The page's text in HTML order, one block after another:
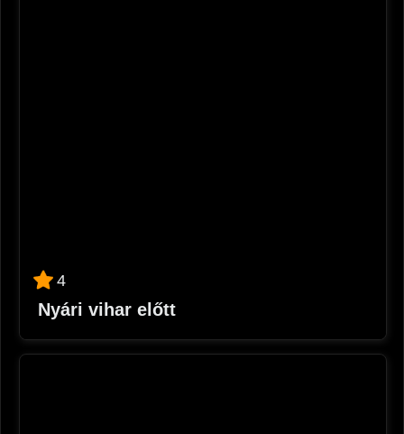
4
Nyári vihar előtt